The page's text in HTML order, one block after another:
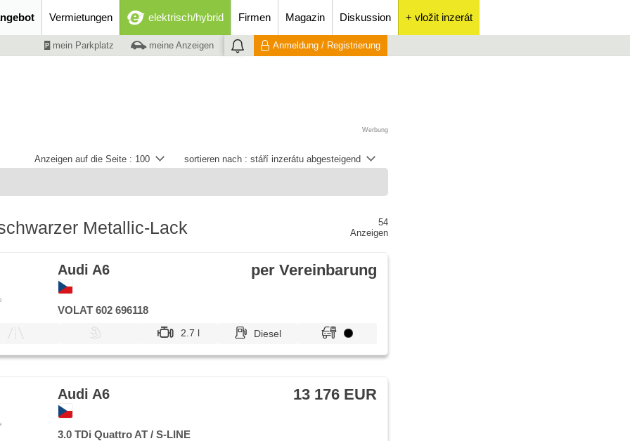
Vermietungen elektrisch/hybrid Firmen Magazin Diskussion + vložit inzerát
mein Parkplatz meine Anzeigen Anmeldung / Registrierung
Werbung
sortieren nach : stáří inzerátu abgesteigend
Anzeigen auf die Seite : 100
Metallic-Lack
54
Anzeigen
Audi A6 per Vereinbarung
VOLAT 602 696118
2.7 l Diesel
Audi A6 13 176 EUR
3.0 TDi Quattro AT / S-LINE